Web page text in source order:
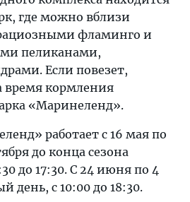
где можно вблизи
фламинго и
пеликанами,
Если повезет,
время кормления
«Маринеленд».
работает с 16 мая по
до конца сезона
до 17:30. С 24 июня по 4
день, с 10:00 до 18:30.